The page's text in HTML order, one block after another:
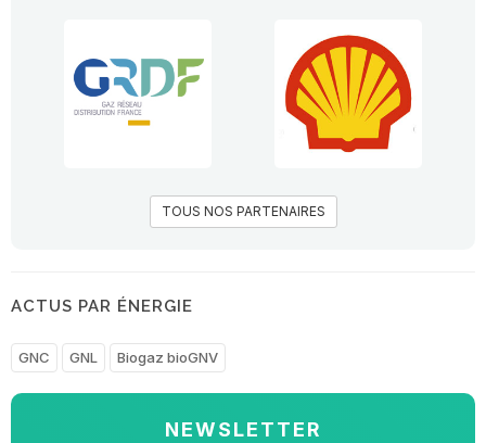
TOUS NOS PARTENAIRES
ACTUS PAR ÉNERGIE
GNC GNL Biogaz bioGNV
NEWSLETTER